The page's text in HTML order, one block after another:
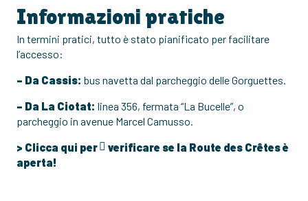
Informazioni pratiche
In termini pratici, tutto è stato pianificato per facilitare
l’accesso:
– Da Cassis: bus navetta dal parcheggio delle Gorguettes.
– Da La Ciotat: linea 356, fermata “La Bucelle”, o
parcheggio in avenue Marcel Camusso.
> Clicca qui per
verificare se la Route des Crêtes è
aperta!